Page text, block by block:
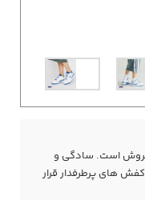
است. سادگی و
های پرطرفدار قرار